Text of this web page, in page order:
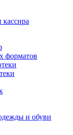
форматов
и обуви